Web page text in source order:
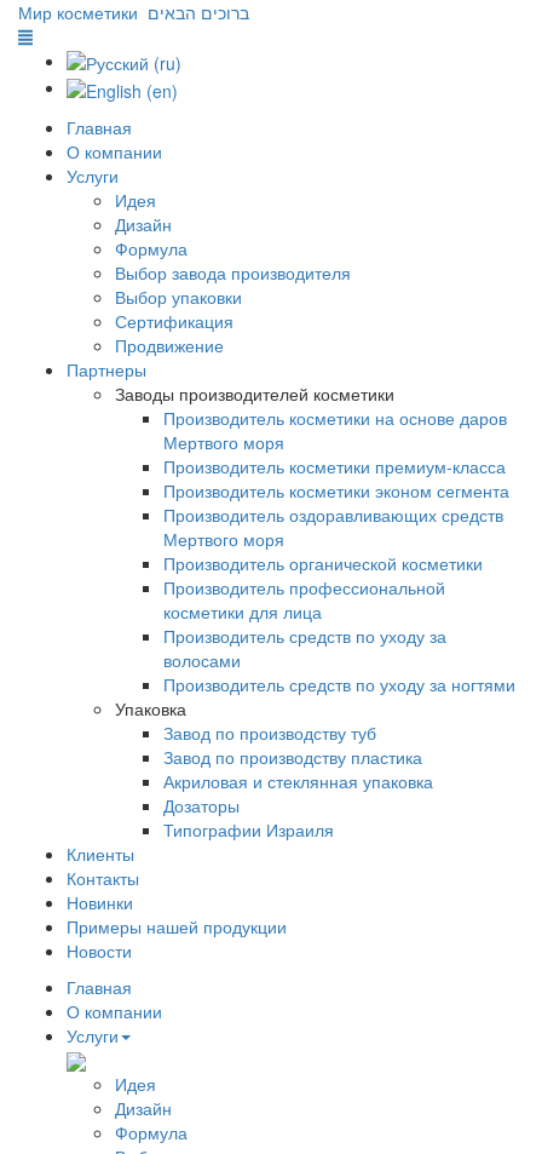
Мир косметики ברוכים הבאים
Главная
О компании
Услуги
Идея
Дизайн
Формула
Выбор завода производителя
Выбор упаковки
Сертификация
Продвижение
Партнеры
Заводы производителей косметики
Производитель косметики на основе даров
Мертвого моря
Производитель косметики премиум-класса
Производитель косметики эконом сегмента
Производитель оздоравливающих средств
Мертвого моря
Производитель органической косметики
Производитель профессиональной
косметики для лица
Производитель средств по уходу за
волосами
Производитель средств по уходу за ногтями
Упаковка
Завод по производству туб
Завод по производству пластика
Акриловая и стеклянная упаковка
Дозаторы
Типографии Израиля
Клиенты
Контакты
Новинки
Примеры нашей продукции
Новости
Главная
О компании
Услуги
Идея
Дизайн
Формула